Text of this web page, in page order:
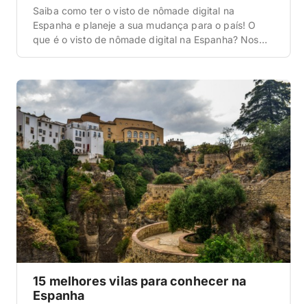
Saiba como ter o visto de nômade digital na
Espanha e planeje a sua mudança para o país! O
que é o visto de nômade digital na Espanha? Nos
profissionais que atuam remotamente, recebem
renda do exterior e não […]
15 melhores vilas para conhecer na
Espanha